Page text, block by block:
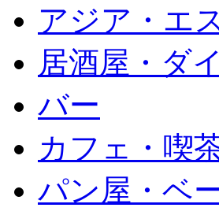
アジア・エ
居酒屋・ダ
バー
カフェ・喫
パン屋・ベ